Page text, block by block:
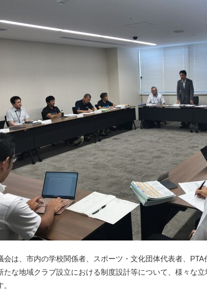
会は、市内の学校関係者、スポーツ・文化団体代表者、PTA
たな地域クラブ設立における制度設計等について、様々な